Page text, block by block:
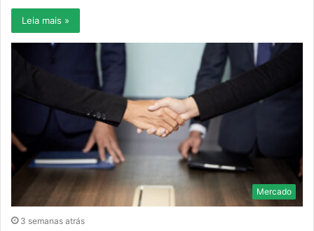
Leia mais »
Mercado
3 semanas atrás